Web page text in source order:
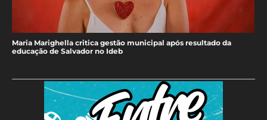
Maria Marighella critica gestão municipal após resultado da
educação de Salvador no Ideb